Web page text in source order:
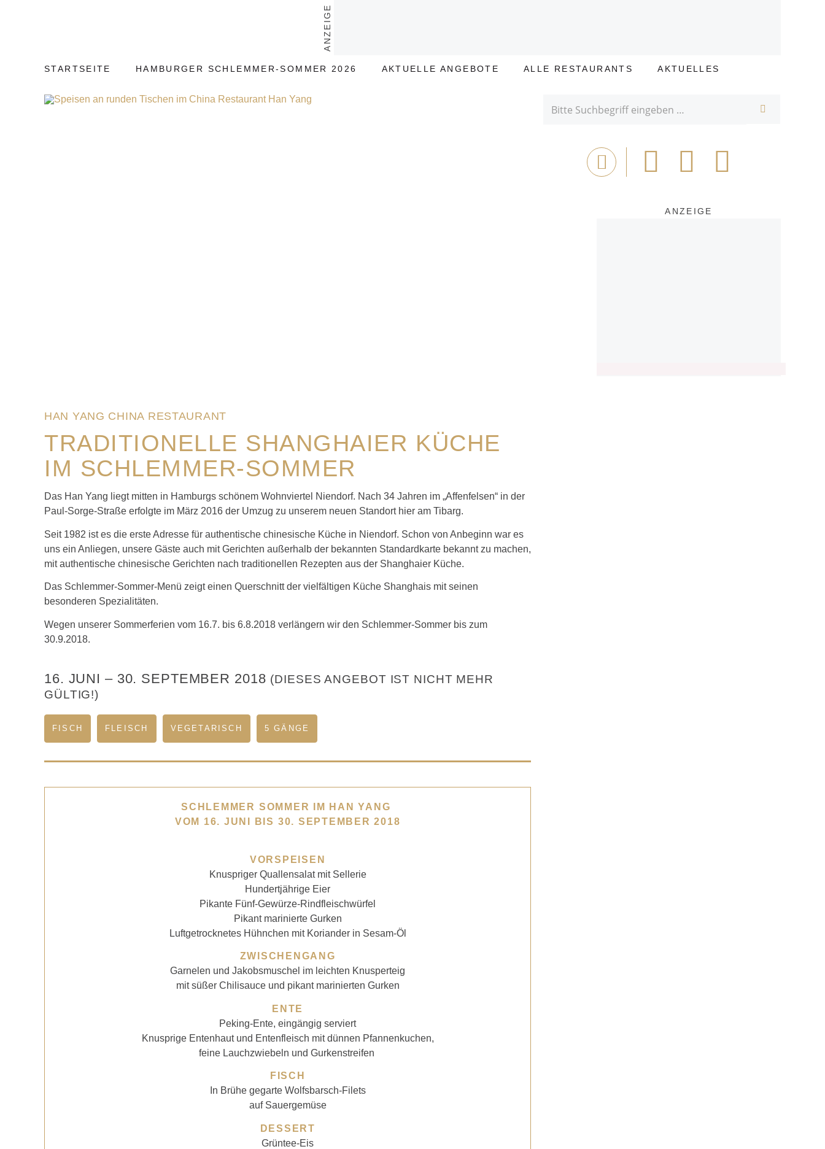
ANZEIGE
STARTSEITE HAMBURGER SCHLEMMER-SOMMER 2026 AKTUELLE ANGEBOTE ALLE RESTAURANTS AKTUELLES
HAN YANG CHINA RESTAURANT
TRADITIONELLE SHANGHAIER KÜCHE
IM SCHLEMMER-SOMMER
Das Han Yang liegt mitten in Hamburgs schönem Wohnviertel Niendorf. Nach 34 Jahren im „Affenfelsen“ in der
Paul-Sorge-Straße erfolgte im März 2016 der Umzug zu unserem neuen Standort hier am Tibarg.
Seit 1982 ist es die erste Adresse für authentische chinesische Küche in Niendorf. Schon von Anbeginn war es
uns ein Anliegen, unsere Gäste auch mit Gerichten außerhalb der bekannten Standardkarte bekannt zu machen,
mit authentische chinesische Gerichten nach traditionellen Rezepten aus der Shanghaier Küche.
Das Schlemmer-Sommer-Menü zeigt einen Querschnitt der vielfältigen Küche Shanghais mit seinen
besonderen Spezialitäten.
Wegen unserer Sommerferien vom 16.7. bis 6.8.2018 verlängern wir den Schlemmer-Sommer bis zum
30.9.2018.
16. JUNI – 30. SEPTEMBER 2018 (DIESES ANGEBOT IST NICHT MEHR
GÜLTIG!)
FISCH FLEISCH VEGETARISCH 5 GÄNGE
SCHLEMMER SOMMER IM HAN YANG
VOM 16. JUNI BIS 30. SEPTEMBER 2018
VORSPEISEN
Knuspriger Quallensalat mit Sellerie
Hundertjährige Eier
Pikante Fünf-Gewürze-Rindfleischwürfel
Pikant marinierte Gurken
Luftgetrocknetes Hühnchen mit Koriander in Sesam-Öl
ZWISCHENGANG
Garnelen und Jakobsmuschel im leichten Knusperteig
mit süßer Chilisauce und pikant marinierten Gurken
ENTE
Peking-Ente, eingängig serviert
Knusprige Entenhaut und Entenfleisch mit dünnen Pfannenkuchen,
feine Lauchzwiebeln und Gurkenstreifen
FISCH
In Brühe gegarte Wolfsbarsch-Filets
auf Sauergemüse
DESSERT
Grüntee-Eis
Drucken
Bei
Facebook
teilen
Tweet
ANZEIGE